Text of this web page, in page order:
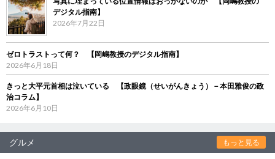
デジタル指南】
2026年7月22日
ゼロトラストって何？ 【岡嶋教授のデジタル指南】
2026年6月18日
きっと大平元首相は泣いている 【政眼鏡（せいがんきょう）－本田雅俊の政
治コラム】
2026年6月10日
グルメ もっと見る